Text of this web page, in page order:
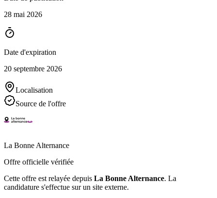
28 mai 2026
Date d'expiration
20 septembre 2026
Localisation
Source de l'offre
La Bonne Alternance
Offre officielle vérifiée
Cette offre est relayée depuis La Bonne Alternance. La
candidature s'effectue sur un site externe.